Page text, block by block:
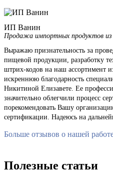
ИП Ванин
Продажа импортных продуктов
Выражаю признательность за
пищевой продукции, разработку
штрих-кодов на наш ассортимент
искреннюю благодарность
Никитиной Елизавете. Ее
значительно облегчили процесс
порекомендовать Вашу
сертификации. Надеюсь на
Больше отзывов о нашей
Полезные статьи